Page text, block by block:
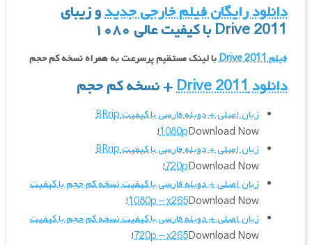
دانلود رایگان فیلم خارجی جدیدو زیبای
Drive 2011 با کیفیت عالی ۱۰۸۰
فیلم Drive 2011 با لینک مستقیم پرسرعت به همراه نسخه کم حجم
دانلود Drive 2011 + نسخه کم حجم
زبان اصلی + دوبله فارسی با کیفیت BRrip
1080pDownload Now!
زبان اصلی + دوبله فارسی با کیفیت BRrip
720pDownload Now!
زبان اصلی + دوبله فارسی با کیفیت نسخه کم حجم با کیفیت
1080p – x265Download Now!
زبان اصلی + دوبله فارسی با کیفیت نسخه کم حجم با کیفیت
720p – x265Download Now!